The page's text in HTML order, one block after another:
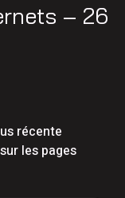
– 26
récente
les pages